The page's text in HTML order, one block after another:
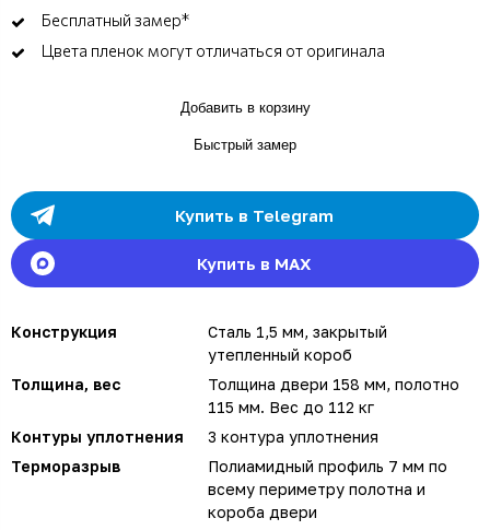
Бесплатный замер*
Цвета пленок могут отличаться от оригинала
Добавить в корзину
Быстрый замер
Купить в Telegram
Купить в MAX
Конструкция
Сталь 1,5 мм, закрытый
утепленный короб
Толщина, вес
Толщина двери 158 мм, полотно
115 мм. Вес до 112 кг
Контуры уплотнения
3 контура уплотнения
Терморазрыв
Полиамидный профиль 7 мм по
всему периметру полотна и
короба двери